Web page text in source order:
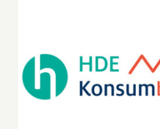
HDE-
Verbraucherstimmung
doch der große